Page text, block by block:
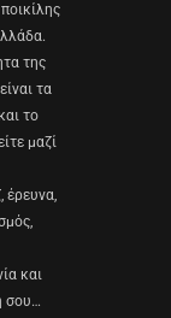
της
τα
το
μαζί
έρευνα,
και
σου…